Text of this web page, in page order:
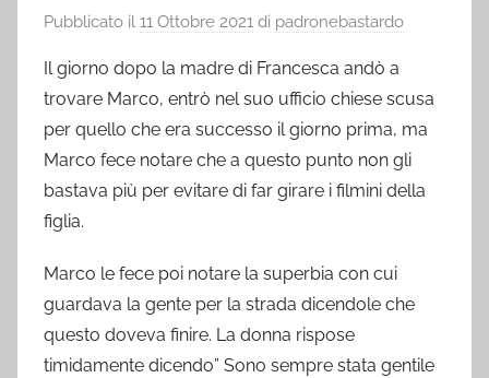
Pubblicato il 11 Ottobre 2021 di padronebastardo
Il giorno dopo la madre di Francesca andò a
trovare Marco, entrò nel suo ufficio chiese scusa
per quello che era successo il giorno prima, ma
Marco fece notare che a questo punto non gli
bastava più per evitare di far girare i filmini della
figlia.
Marco le fece poi notare la superbia con cui
guardava la gente per la strada dicendole che
questo doveva finire. La donna rispose
timidamente dicendo” Sono sempre stata gentile